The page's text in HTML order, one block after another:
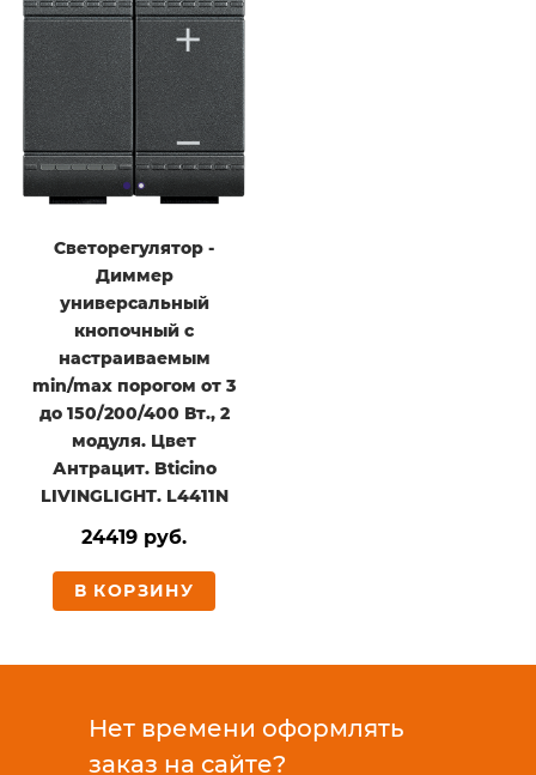
Светорегулятор -
Диммер
универсальный
кнопочный с
настраиваемым
min/max порогом от 3
до 150/200/400 Вт., 2
модуля. Цвет
Антрацит. Bticino
LIVINGLIGHT. L4411N
24419 руб.
В КОРЗИНУ
Нет времени оформлять
заказ на сайте?